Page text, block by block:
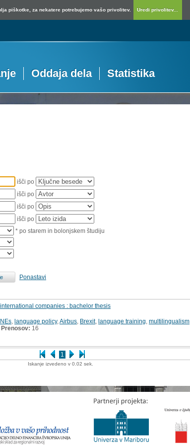
piškotke, za nekatere potrebujemo vašo privolitev. Uredi privolitev...
Oddaja dela Statistika
išči po
išči po
išči po
išči po
* po starem in bolonjskem študiju
Ponastavi
1
companies : bachelor thesis
language policy, Airbus Brexit, language training multilingualism
Prenosov: 16
Iskanje izvedeno v 0.02 sek.